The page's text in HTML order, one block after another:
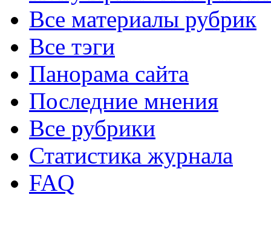
Все материалы рубрик
Все тэги
Панорама сайта
Последние мнения
Все рубрики
Статистика журнала
FAQ